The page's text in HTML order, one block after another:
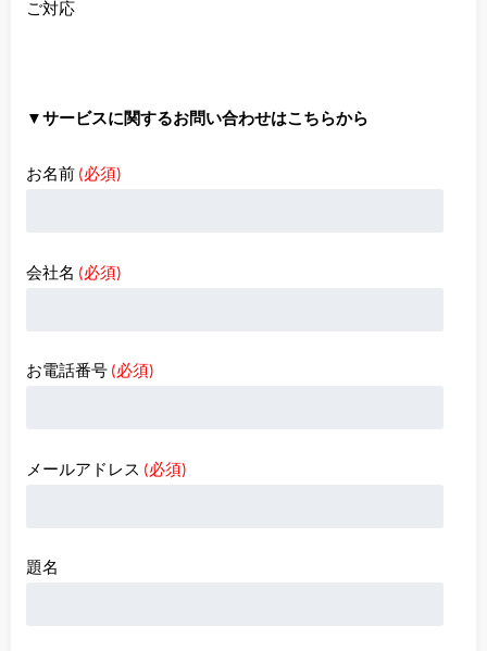
ご対応
▼サービスに関するお問い合わせはこちらから
お名前 (必須)
会社名 (必須)
お電話番号 (必須)
メールアドレス (必須)
題名